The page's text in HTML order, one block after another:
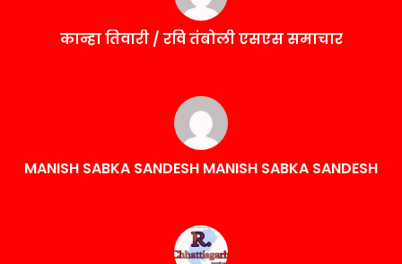
कान्हा तिवारी / रवि तंबोली एसएस समाचार
MANISH SABKA SANDESH MANISH SABKA SANDESH